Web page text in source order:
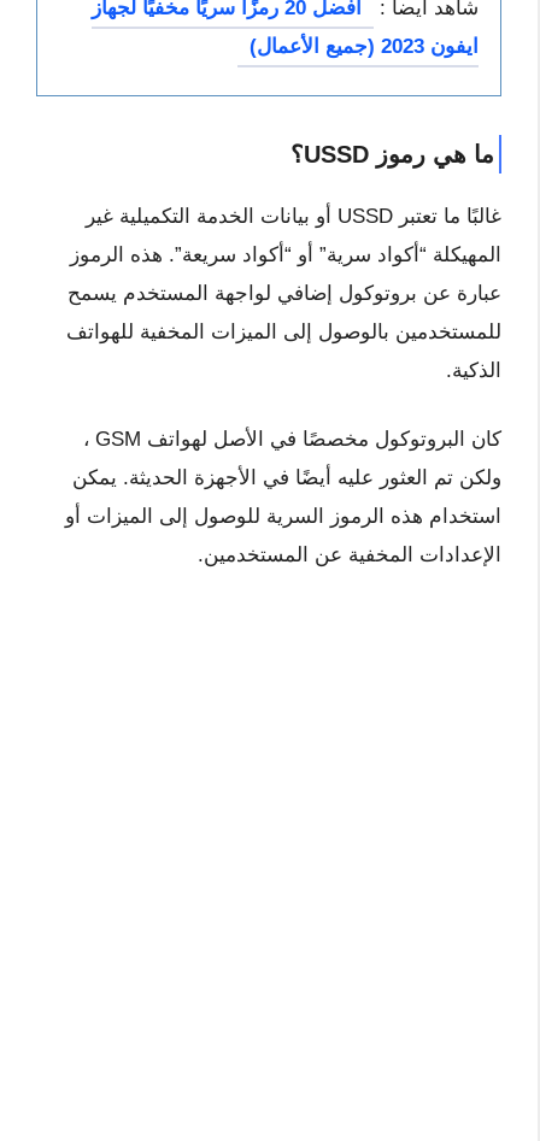
شاهد ايضاً :
أفضل 20 رمزًا سريًا مخفيًا لجهاز
ايفون 2023 (جميع الأعمال)
ما هي رموز USSD؟
غالبًا ما تعتبر USSD أو بيانات الخدمة التكميلية غير
المهيكلة “أكواد سرية” أو “أكواد سريعة”. هذه الرموز
عبارة عن بروتوكول إضافي لواجهة المستخدم يسمح
للمستخدمين بالوصول إلى الميزات المخفية للهواتف
الذكية.
كان البروتوكول مخصصًا في الأصل لهواتف GSM ،
ولكن تم العثور عليه أيضًا في الأجهزة الحديثة. يمكن
استخدام هذه الرموز السرية للوصول إلى الميزات أو
الإعدادات المخفية عن المستخدمين.